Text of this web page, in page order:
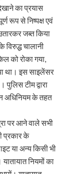
का प्रयास
रूप से निष्पक्ष एवं
जब्त किया
विरुद्ध चालानी
को रोका गया,
था। इस साइलेंसर
टीम द्वारा
अधिनियम के तहत
पर आने वाले सभी
प्रकार के
या अन्य किसी भी
नियमों का